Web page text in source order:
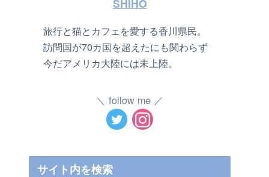
SHIHO
旅行と猫とカフェを愛する香川県民。
訪問国が70カ国を超えたにも関わらず
今だアメリカ大陸には未上陸。
follow me
サイト内を検索